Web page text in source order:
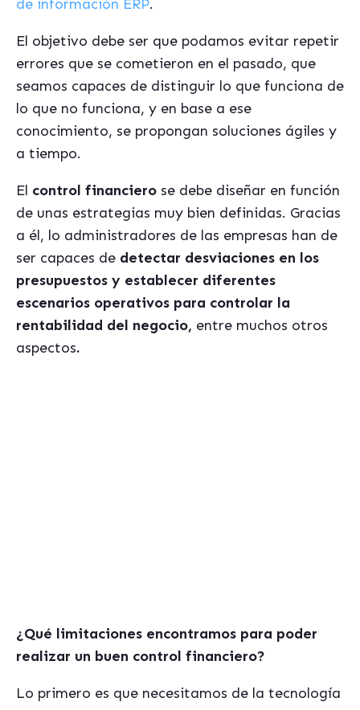
de información ERP.
El objetivo debe ser que podamos evitar repetir
errores que se cometieron en el pasado, que
seamos capaces de distinguir lo que funciona de
lo que no funciona, y en base a ese
conocimiento, se propongan soluciones ágiles y
a tiempo.
El control financiero se debe diseñar en función
de unas estrategias muy bien definidas. Gracias
a él, lo administradores de las empresas han de
ser capaces de detectar desviaciones en los
presupuestos y establecer diferentes
escenarios operativos para controlar la
rentabilidad del negocio, entre muchos otros
aspectos.
¿Qué limitaciones encontramos para poder
realizar un buen control financiero?
Lo primero es que necesitamos de la tecnología